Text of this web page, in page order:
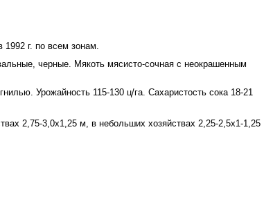
г. по всем зонам.
черные. Мякоть мясисто-сочная с неокрашенным
Урожайность 115-130 ц/га. Сахаристость сока 18-21
2,75-3,0x1,25 м, в небольших хозяйствах 2,25-2,5x1-1,25